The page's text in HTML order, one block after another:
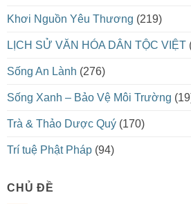
Khơi Nguồn Yêu Thương (219)
LỊCH SỬ VĂN HÓA DÂN TỘC VIỆT
Sống An Lành (276)
Sống Xanh – Bảo Vệ Môi Trường
Trà & Thảo Dược Quý (170)
Trí tuệ Phật Pháp (94)
CHỦ ĐỀ